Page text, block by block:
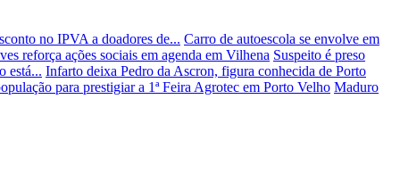
no IPVA a doadores de... Carro de autoescola se envolve em
reforça ações sociais em agenda em Vilhena Suspeito é preso
está... Infarto deixa Pedro da Ascron, figura conhecida de Porto
para prestigiar a 1ª Feira Agrotec em Porto Velho Maduro